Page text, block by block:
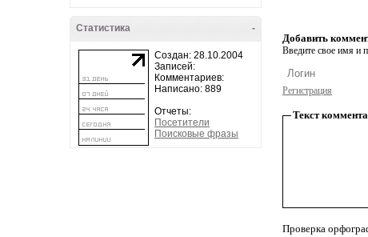
-
Статистика
Создан: 28.10.2004
Записей:
Комментариев:
Написано: 889
Отчеты:
Посетители
Поисковые фразы
Добавить
Введите свое имя и
Регистрация
Текст
Проверка